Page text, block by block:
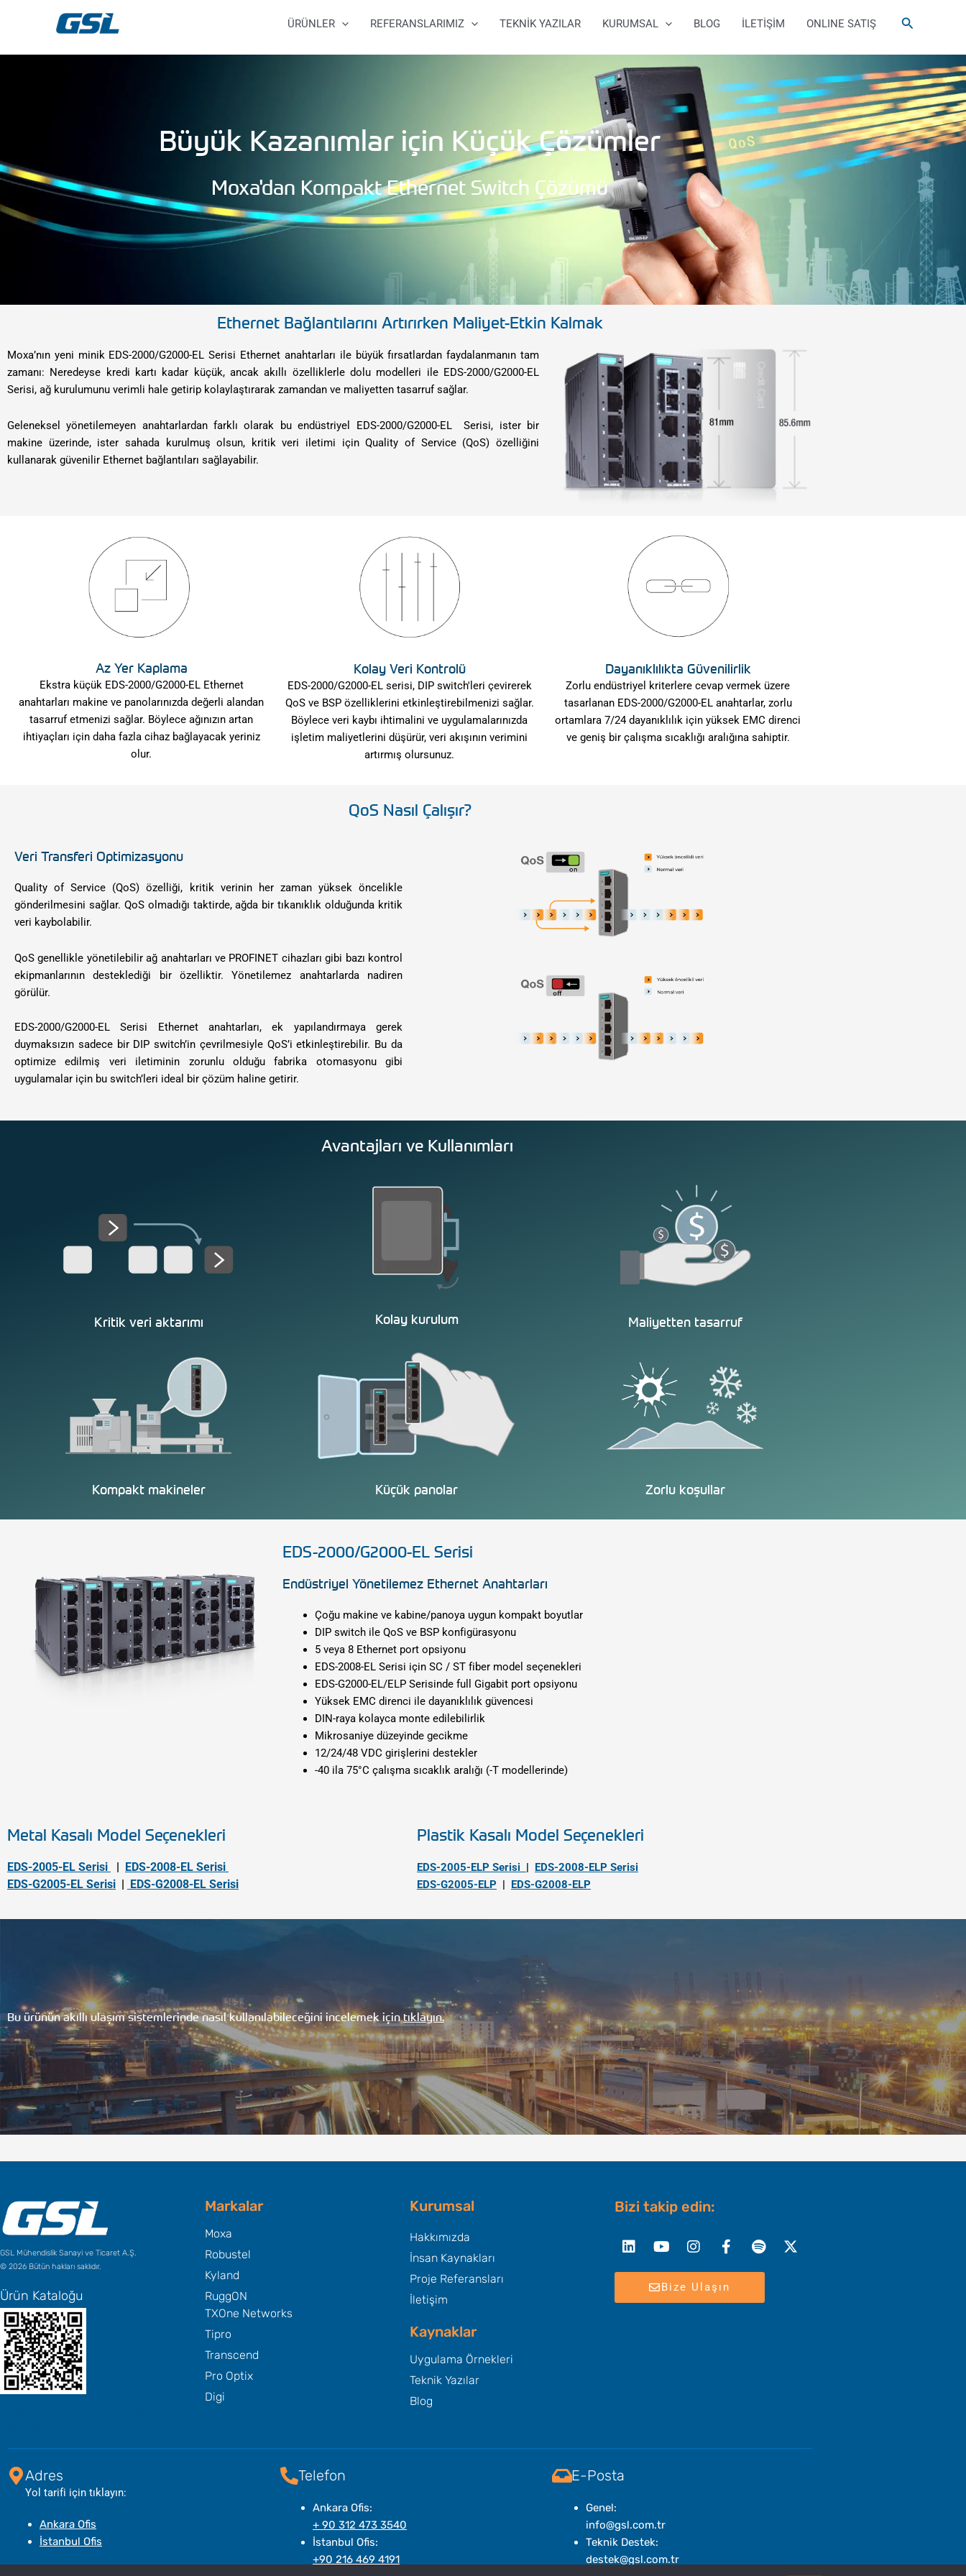
ÜRÜNLER REFERANSLARIMIZ TEKNİK YAZILAR KURUMSAL BLOG İLETİŞİM ONLINE SATIŞ Arama
Büyük Kazanımlar için Küçük Çözümler
Moxa'dan Kompakt Ethernet Switch Çözümü
Ethernet Bağlantılarını Artırırken Maliyet-Etkin Kalmak
Moxa’nın yeni minik EDS-2000/G2000-EL Serisi Ethernet anahtarları ile büyük fırsatlardan faydalanmanın tam
zamanı: Neredeyse kredi kartı kadar küçük, ancak akıllı özelliklerle dolu modelleri ile EDS-2000/G2000-EL
Serisi, ağ kurulumunu verimli hale getirip kolaylaştırarak zamandan ve maliyetten tasarruf sağlar.
Geleneksel yönetilemeyen anahtarlardan farklı olarak bu endüstriyel EDS-2000/G2000-EL Serisi, ister bir
makine üzerinde, ister sahada kurulmuş olsun, kritik veri iletimi için Quality of Service (QoS) özelliğini
kullanarak güvenilir Ethernet bağlantıları sağlayabilir.
Az Yer Kaplama
Ekstra küçük ​EDS-2000/G2000-EL Ethernet
anahtarları makine ve panolarınızda değerli alandan
tasarruf etmenizi sağlar. Böylece ağınızın artan
ihtiyaçları için daha fazla cihaz bağlayacak yeriniz
olur.
Kolay Veri Kontrolü
EDS-2000/G2000-EL serisi, DIP switch'leri çevirerek
QoS ve BSP özelliklerini etkinleştirebilmenizi sağlar.
Böylece veri kaybı ihtimalini ve uygulamalarınızda
işletim maliyetlerini düşürür, veri akışının verimini
artırmış olursunuz.
Dayanıklılıkta Güvenilirlik
​Zorlu endüstriyel kriterlere cevap vermek üzere
tasarlanan EDS-2000/G2000-EL anahtarlar, zorlu
ortamlara 7/24 dayanıklılık için yüksek EMC direnci
ve geniş bir çalışma sıcaklığı aralığına sahiptir.
QoS Nasıl Çalışır?
Veri Transferi Optimizasyonu
Quality of Service (QoS) özelliği, kritik verinin her zaman yüksek öncelikle
gönderilmesini sağlar. QoS olmadığı taktirde, ağda bir tıkanıklık olduğunda kritik
veri kaybolabilir.
QoS genellikle yönetilebilir ağ anahtarları ve PROFINET cihazları gibi bazı kontrol
ekipmanlarının desteklediği bir özelliktir. Yönetilemez anahtarlarda nadiren
görülür.
EDS-2000/G2000-EL Serisi Ethernet anahtarları, ek yapılandırmaya gerek
duymaksızın sadece bir DIP switch’in çevrilmesiyle QoS’i etkinleştirebilir. Bu da
optimize edilmiş veri iletiminin zorunlu olduğu fabrika otomasyonu gibi
uygulamalar için bu switch’leri ideal bir çözüm haline getirir.
Avantajları ve Kullanımları
Kritik veri aktarımı Kolay kurulum Maliyetten tasarruf
Kompakt makineler Küçük panolar Zorlu koşullar
EDS-2000/G2000-EL Serisi
Endüstriyel Yönetilemez Ethernet Anahtarları
Çoğu makine ve kabine/panoya uygun kompakt boyutlar
DIP switch ile QoS ve BSP konfigürasyonu
5 veya 8 Ethernet port opsiyonu
EDS-2008-EL Serisi için SC / ST fiber model seçenekleri
EDS-G2000-EL/ELP Serisinde full Gigabit port opsiyonu
Yüksek EMC direnci ile dayanıklılık güvencesi
DIN-raya kolayca monte edilebilirlik
Mikrosaniye düzeyinde gecikme
12/24/48 VDC girişlerini destekler
-40 ila 75°C çalışma sıcaklık aralığı (-T modellerinde)
Metal Kasalı Model Seçenekleri
EDS-2005-EL Serisi | EDS-2008-EL Serisi
EDS-G2005-EL Serisi | EDS-G2008-EL Serisi
Plastik Kasalı Model Seçenekleri
EDS-2005-ELP Serisi | EDS-2008-ELP Serisi
EDS-G2005-ELP | EDS-G2008-ELP
Bu ürünün akıllı ulaşım sistemlerinde nasıl kullanılabileceğini incelemek içintıklayın.
GSL Mühendislik Sanayi ve Ticaret A.Ş.
© 2026 Bütün hakları saklıdır.
Ürün Kataloğu
Markalar
Moxa
Robustel
Kyland
RuggON
TXOne Networks
Tipro
Transcend
Pro Optix
Digi
Kurumsal
Hakkımızda
İnsan Kaynakları
Proje Referansları
İletişim
Kaynaklar
Uygulama Örnekleri
Teknik Yazılar
Blog
Bizi takip edin:
f
twitter
Bize Ulaşın
Adres
Yol tarifi için tıklayın:
Ankara Ofis
İstanbul Ofis
Telefon
Ankara Ofis:
+ 90 312 473 3540
İstanbul Ofis:
+90 216 469 4191
E-Posta
Genel:
info@gsl.com.tr
Teknik Destek:
destek@gsl.com.tr